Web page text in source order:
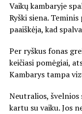
Vaikų kambaryje
Ryški siena.
paaiškėja, kad
Per ryškus fonas
keičiasi pomėgiai,
Kambarys tampa
Neutralios, švelnios
kartu su vaiku. Jos